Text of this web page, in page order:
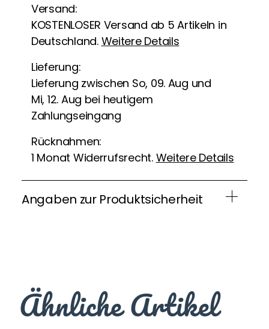
Versand:
KOSTENLOSER Versand ab 5 Artikeln in
Deutschland. Weitere Details
Lieferung:
Lieferung zwischen So, 09. Aug und
Mi, 12. Aug bei heutigem
Zahlungseingang
Rücknahmen:
1 Monat Widerrufsrecht. Weitere Details
Angaben zur Produktsicherheit
Ähnliche Artikel